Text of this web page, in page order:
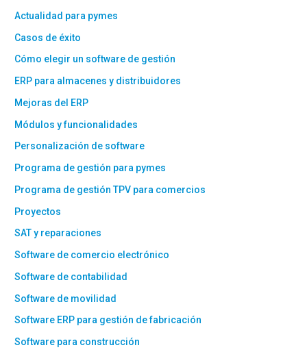
Actualidad para pymes
Casos de éxito
Cómo elegir un software de gestión
ERP para almacenes y distribuidores
Mejoras del ERP
Módulos y funcionalidades
Personalización de software
Programa de gestión para pymes
Programa de gestión TPV para comercios
Proyectos
SAT y reparaciones
Software de comercio electrónico
Software de contabilidad
Software de movilidad
Software ERP para gestión de fabricación
Software para construcción